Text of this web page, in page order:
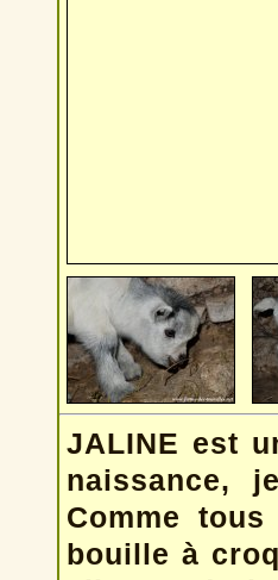
JALINE est
naissance,
Comme
bouille à